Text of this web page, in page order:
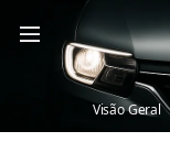
Visão Geral